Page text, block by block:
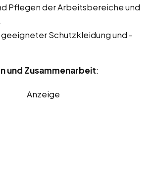
Pflegen der Arbeitsbereiche und
geeigneter Schutzkleidung und -
und Zusammenarbeit:
Anzeige